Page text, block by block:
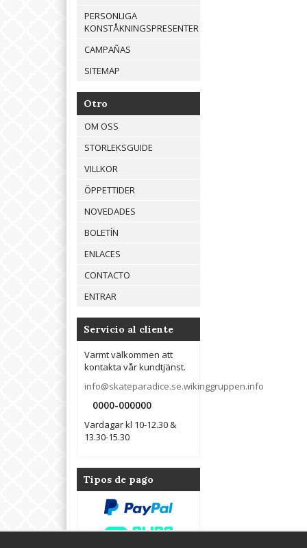
PERSONLIGA
KONSTÅKNINGSPRESENTER
CAMPAÑAS
SITEMAP
Otro
OM OSS
STORLEKSGUIDE
VILLKOR
ÖPPETTIDER
NOVEDADES
BOLETÍN
ENLACES
CONTACTO
ENTRAR
Servicio al cliente
Varmt välkommen att
kontakta vår kundtjänst.
info@skateparadice.se.wikinggruppen.info
0000-000000
Vardagar kl 10-12.30 &
13.30-15.30
Tipos de pago